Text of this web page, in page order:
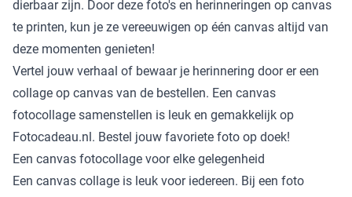
dierbaar zijn. Door deze foto's en herinneringen op canvas
te printen, kun je ze vereeuwigen op één canvas altijd van
deze momenten genieten!
Vertel jouw verhaal of bewaar je herinnering door er een
collage op canvas van de bestellen. Een canvas
fotocollage samenstellen is leuk en gemakkelijk op
Fotocadeau.nl. Bestel jouw favoriete foto op doek!
Een canvas fotocollage voor elke gelegenheid
Een canvas collage is leuk voor iedereen. Bij een foto